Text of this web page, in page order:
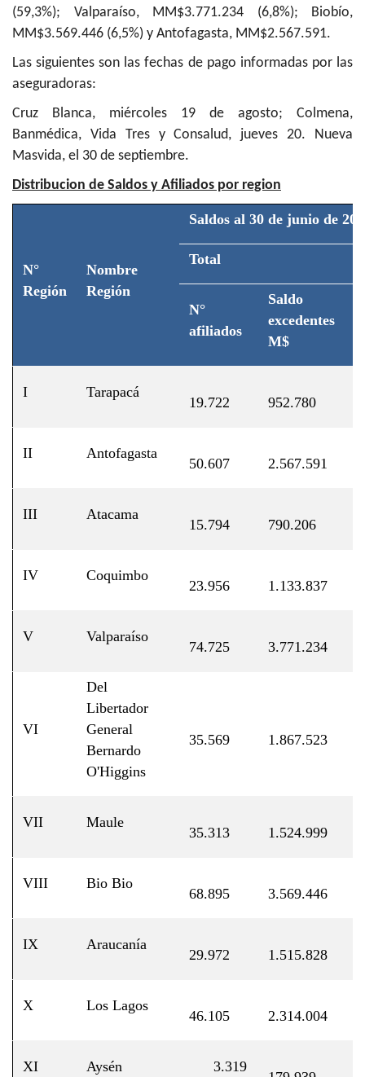
(59,3%); Valparaíso, MM$3.771.234 (6,8%); Biobío,
MM$3.569.446 (6,5%) y Antofagasta, MM$2.567.591.
Las siguientes son las fechas de pago informadas por las
aseguradoras:
Cruz Blanca, miércoles 19 de agosto; Colmena,
Banmédica, Vida Tres y Consalud, jueves 20. Nueva
Masvida, el 30 de septiembre.
Distribucion de Saldos y Afiliados por region
N°
Región
Nombre
Región
Saldos al 30 de junio de
Total
N°
afiliados
Saldo
excedentes
M$
I Tarapacá
19.722 952.780
II Antofagasta
50.607 2.567.591
III Atacama
15.794 790.206
IV Coquimbo
23.956 1.133.837
V Valparaíso
74.725 3.771.234
VI
Del
Libertador
General
Bernardo
O'Higgins
35.569 1.867.523
VII Maule
35.313 1.524.999
VIII Bio Bio
68.895 3.569.446
IX Araucanía
29.972 1.515.828
X Los Lagos
46.105 2.314.004
XI Aysén 3.319